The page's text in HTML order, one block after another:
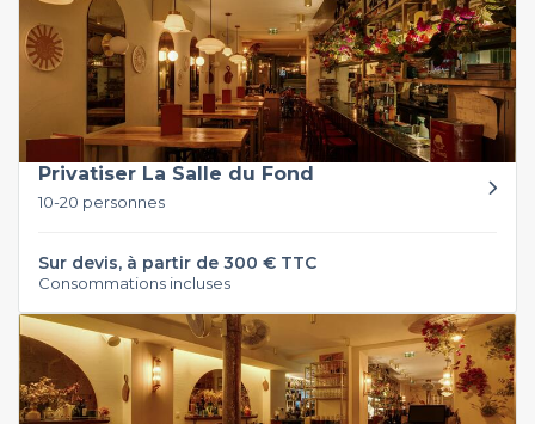
Privatiser La Salle du Fond
10-20 personnes
Sur devis, à partir de 300 € TTC
Consommations incluses